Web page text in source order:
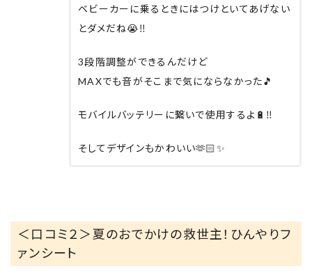
ベビーカーに乗るときにはつけといてあげない
とダメだね😭‼︎
3段階調整ができるんだけど
MAXでも音がそこまで気にならなかった🎵
モバイルバッテリーに繋いで使用するよ🔋‼︎
そしてデザインもかわいい🫶🏻✨
＜口コミ２＞夏のおでかけの救世主！ひんやりフ
ァンシート